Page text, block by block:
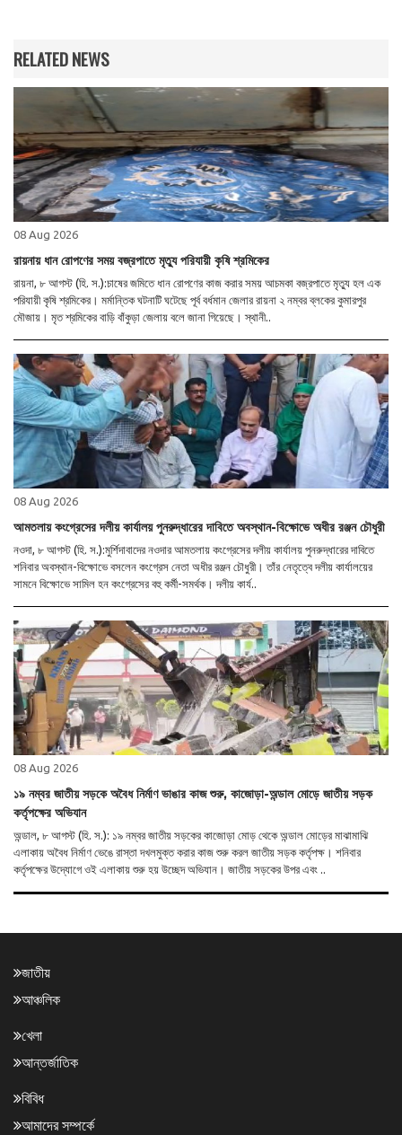
RELATED NEWS
08 Aug 2026
রায়নায় ধান রোপণের সময় বজ্রপাতে মৃত্যু পরিযায়ী কৃষি শ্রমিকের
রায়না, ৮ আগস্ট (হি. স.):চাষের জমিতে ধান রোপণের কাজ করার সময় আচমকা বজ্রপাতে মৃত্যু হল এক
পরিযায়ী কৃষি শ্রমিকের। মর্মান্তিক ঘটনাটি ঘটেছে পূর্ব বর্ধমান জেলার রায়না ২ নম্বর ব্লকের কুমারপুর
মৌজায়। মৃত শ্রমিকের বাড়ি বাঁকুড়া জেলায় বলে জানা গিয়েছে। স্থানী..
08 Aug 2026
আমতলায় কংগ্রেসের দলীয় কার্যালয় পুনরুদ্ধারের দাবিতে অবস্থান-বিক্ষোভে অধীর রঞ্জন চৌধুরী
নওদা, ৮ আগস্ট (হি. স.):মুর্শিদাবাদের নওদার আমতলায় কংগ্রেসের দলীয় কার্যালয় পুনরুদ্ধারের দাবিতে
শনিবার অবস্থান-বিক্ষোভে বসলেন কংগ্রেস নেতা অধীর রঞ্জন চৌধুরী। তাঁর নেতৃত্বে দলীয় কার্যালয়ের
সামনে বিক্ষোভে সামিল হন কংগ্রেসের বহু কর্মী-সমর্থক। দলীয় কার্য..
08 Aug 2026
১৯ নম্বর জাতীয় সড়কে অবৈধ নির্মাণ ভাঙার কাজ শুরু, কাজোড়া-অন্ডাল মোড়ে জাতীয় সড়ক
কর্তৃপক্ষের অভিযান
অন্ডাল, ৮ আগস্ট (হি. স.): ১৯ নম্বর জাতীয় সড়কের কাজোড়া মোড় থেকে অন্ডাল মোড়ের মাঝামাঝি
এলাকায় অবৈধ নির্মাণ ভেঙে রাস্তা দখলমুক্ত করার কাজ শুরু করল জাতীয় সড়ক কর্তৃপক্ষ। শনিবার
কর্তৃপক্ষের উদ্যোগে ওই এলাকায় শুরু হয় উচ্ছেদ অভিযান। জাতীয় সড়কের উপর এবং ..
জাতীয়
আঞ্চলিক
খেলা
আন্তর্জাতিক
বিবিধ
আমাদের সম্পর্কে